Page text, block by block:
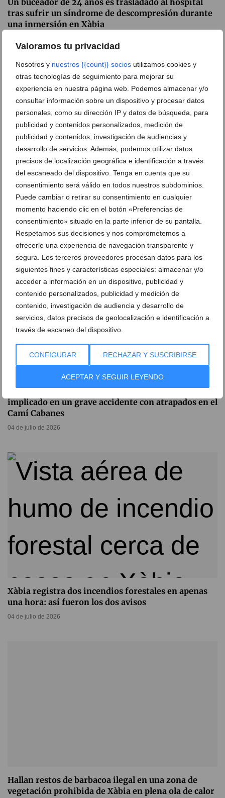
Valoramos tu privacidad
Nosotros y nuestros {{count}} socios utilizamos cookies y
otras tecnologías de seguimiento para mejorar su
experiencia en nuestra página web. Podemos almacenar y/o
consultar información sobre un dispositivo y procesar datos
personales, como su dirección IP y datos de búsqueda, para
publicidad y contenidos personalizados, medición de
publicidad y contenidos, investigación de audiencias y
desarrollo de servicios. Además, podemos utilizar datos
precisos de localización geográfica e identificación a través
del escaneado del dispositivo. Tenga en cuenta que su
consentimiento será válido en todos nuestros subdominios.
Puede cambiar o retirar su consentimiento en cualquier
momento haciendo clic en el botón «Preferencias de
consentimiento» situado en la parte inferior de su pantalla.
Respetamos sus decisiones y nos comprometemos a
ofrecerle una experiencia de navegación transparente y
segura. Los terceros proveedores procesan datos para los
siguientes fines y características especiales: almacenar y/o
acceder a información en un dispositivo, publicidad y
contenido personalizados, publicidad y medición de
contenido, investigación de audiencia y desarrollo de
servicios, datos precisos de geolocalización e identificación a
través de escaneo del dispositivo.
CONFIGURAR RECHAZAR Y SUSCRIBIRSE
ACEPTAR Y SEGUIR LEYENDO
tras sufrir un síndrome de descompresión durante
una inmersión en Xàbia
Un trágico accidente marítimo en Xàbia acaba con
la vida de una joven de 35 años de Dénia
Susto en la carretera de Xàbia: Un coche eléctrico
implicado en un grave accidente con atrapados en el
Camí Cabanes
04 de julio de 2026
Xàbia registra dos incendios forestales en apenas
una hora: así fueron los dos avisos
04 de julio de 2026
Hallan restos de barbacoa ilegal en una zona de
vegetación prohibida de Xàbia en plena ola de calor